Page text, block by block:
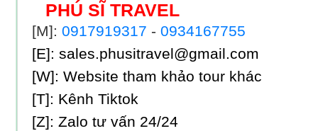
PHÚ SĨ TRAVEL
[M]: 0917919317 - 0934167755
[E]: sales.phusitravel@gmail.com
[W]: Website tham khảo tour khác
[T]: Kênh Tiktok
[Z]: Zalo tư vấn 24/24